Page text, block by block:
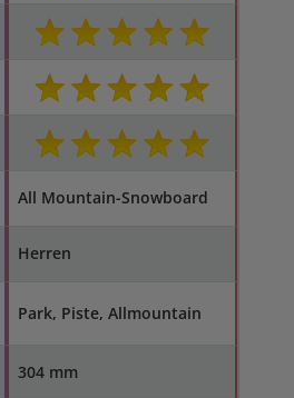
All Mountain-Snowboard
Herren
Park, Piste, Allmountain
304 mm